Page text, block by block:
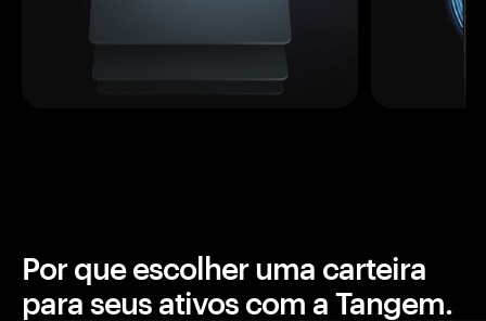
Por que escolher uma carteira
para seus ativos com a Tangem.